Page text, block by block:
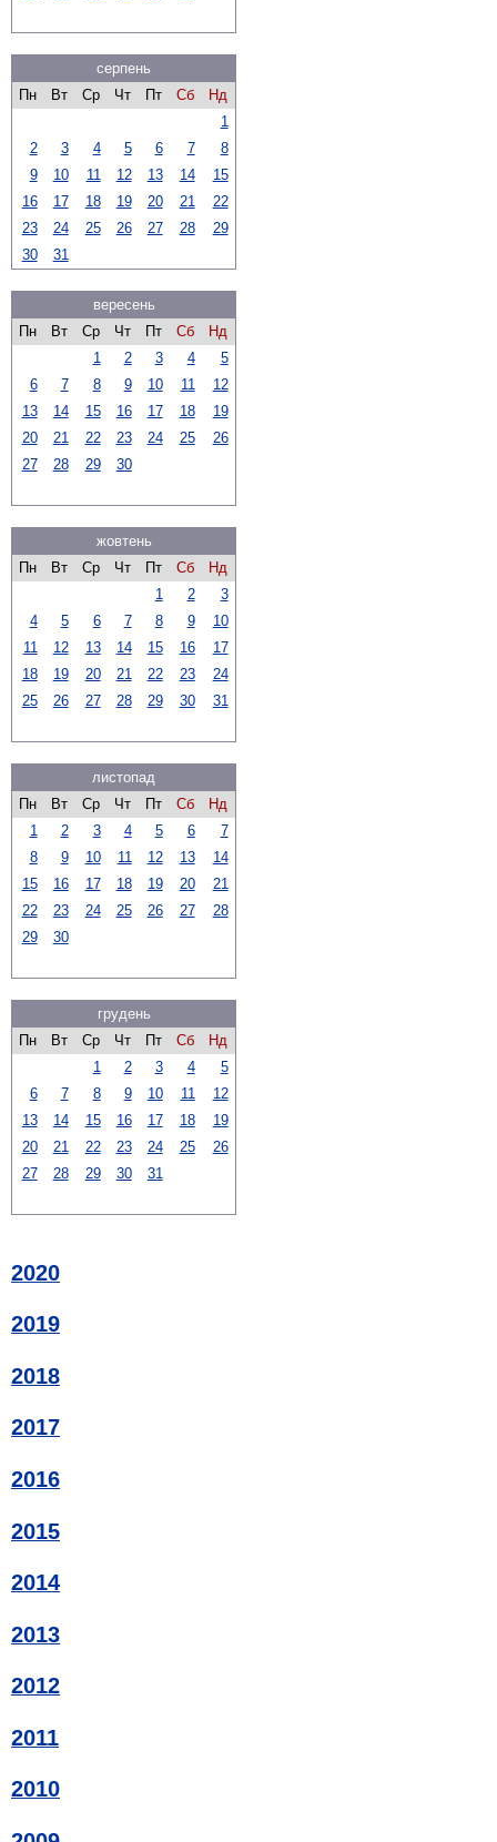
серпень
Пн
Вт Ср Чт Пт Сб
Нд
1
2
3 4 5 6 7
8
9
10 11 12 13 14
15
16
17 18 19 20 21
22
23
24 25 26 27 28
29
30
31
вересень
Пн
Вт Ср Чт Пт Сб
Нд
1
2 3 4
5
6
7 8 9 10 11
12
13
14 15 16 17 18
19
20
21 22 23 24 25
26
27
28 29 30
жовтень
Пн
Вт Ср Чт Пт Сб
Нд
1
2
3
4
5 6 7 8 9
10
11
12 13 14 15 16
17
18
19 20 21 22 23
24
25
26 27 28 29 30 31
листопад
Пн
Вт Ср Чт Пт Сб
Нд
1
2 3 4 5 6
7
8
9 10 11 12 13
14
15
16 17 18 19 20
21
22
23 24 25 26 27
28
29
30
грудень
Пн
Вт Ср Чт Пт Сб
Нд
1
2 3 4
5
6
7 8 9 10 11
12
13
14 15 16 17 18
19
20
21 22 23 24 25
26
27
28 29 30 31
2020
2019
2018
2017
2016
2015
2014
2013
2012
2011
2010